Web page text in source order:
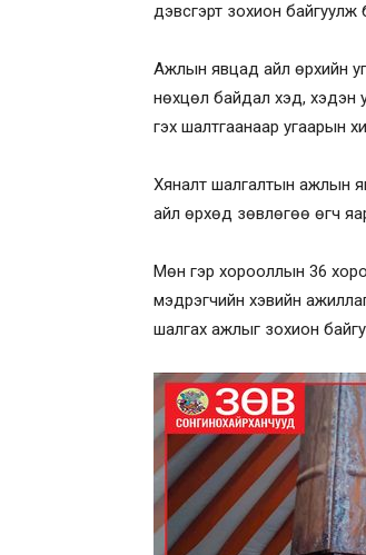
дэвсгэрт зохион байгуулж
Ажлын явцад айл өрхийн
нөхцөл байдал хэд, хэдэн
гэх шалтгаанаар угаарын
Хяналт шалгалтын ажлын
айл өрхөд зөвлөгөө өгч
Мөн гэр хорооллын 36
мэдрэгчийн хэвийн
шалгах ажлыг зохион